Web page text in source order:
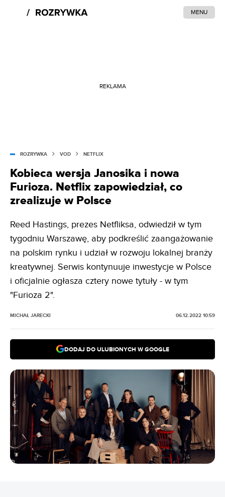
MENU
REKLAMA
ROZRYWKA VOD NETFLIX
Kobieca wersja Janosika i nowa
Furioza. Netflix zapowiedział, co
zrealizuje w Polsce
Reed Hastings, prezes Netfliksa, odwiedził w tym
tygodniu Warszawę, aby podkreślić zaangażowanie
na polskim rynku i udział w rozwoju lokalnej branży
kreatywnej. Serwis kontynuuje inwestycje w Polsce
i oficjalnie ogłasza cztery nowe tytuły - w tym
"Furioza 2".
MICHAŁ JARECKI 06.12.2022 10:59
DODAJ DO ULUBIONYCH W GOOGLE